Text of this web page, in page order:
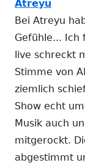
Atreyu
Bei Atreyu
Gefühle... Ich
live schreckt
Stimme von
ziemlich
Show echt
Musik auch
mitgerockt.
abgestimmt